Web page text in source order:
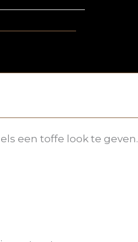
een toffe look te